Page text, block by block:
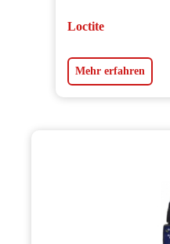
Loctite
Mehr erfahren